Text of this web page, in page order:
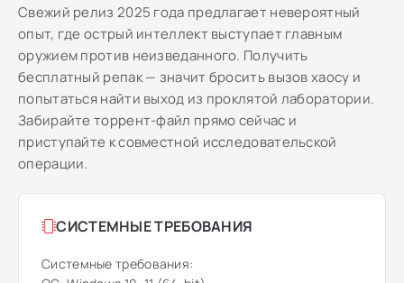
Свежий релиз 2025 года предлагает невероятный
опыт, где острый интеллект выступает главным
оружием против неизведанного. Получить
бесплатный репак — значит бросить вызов хаосу и
попытаться найти выход из проклятой лаборатории.
Забирайте торрент-файл прямо сейчас и
приступайте к совместной исследовательской
операции.
СИСТЕМНЫЕ ТРЕБОВАНИЯ
Системные требования: